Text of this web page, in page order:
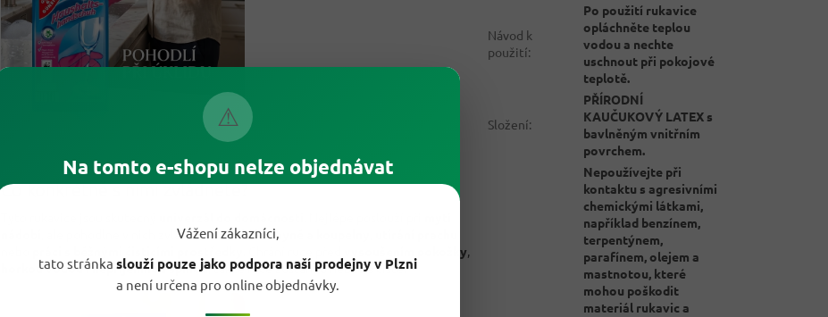
⚠
Na tomto e-shopu nelze objednávat
Vážení zákazníci,
tato stránka slouží pouze jako podpora naší prodejny v Plzni
a není určena pro online objednávky.
Co konkrétně s nimi zvládnete?
, ale pohodlně v nich zvládnete iúklid kuchyně a koupelny
vysoušením pokožky,
horkou vodouinepříjemnou špínou, takže ruce zůstanou hebké a čisté.
Návod k
použití:
Po použití rukavice
opláchněte teplou
vodou a nechte
uschnout při pokojové
teplotě.
Složení:
PŘÍRODNÍ
KAUČUKOVÝ LATEX s
bavlněným vnitřním
povrchem.
Nepoužívejte při
kontaktu s agresivními
chemickými látkami,
například benzínem,
terpentýnem,
parafínem, olejem a
mastnotou, které
mohou poškodit
materiál rukavic a